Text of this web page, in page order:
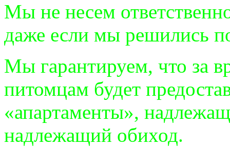
Мы не несем
даже если мы решились
Мы гарантируем, что за
питомцам будет
«апартаменты»,
надлежащий обиход.